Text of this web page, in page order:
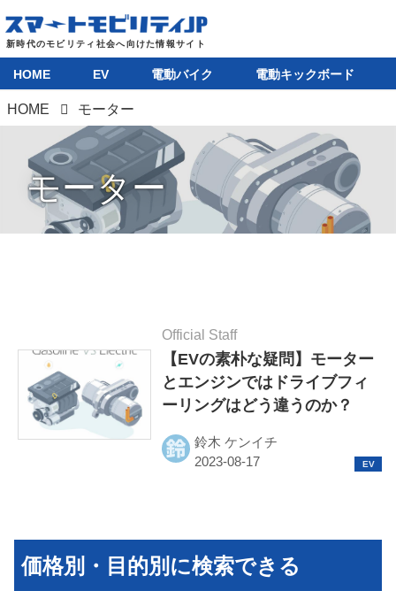
EV
電動バイク
HOME EV 電動バイク 電動キックボード
HOME モーター
モーター
Official Staff
【EVの素朴な疑問】モーター
とエンジンではドライブフィ
ーリングはどう違うのか？
鈴木 ケンイチ
価格別・目的別に検索できる